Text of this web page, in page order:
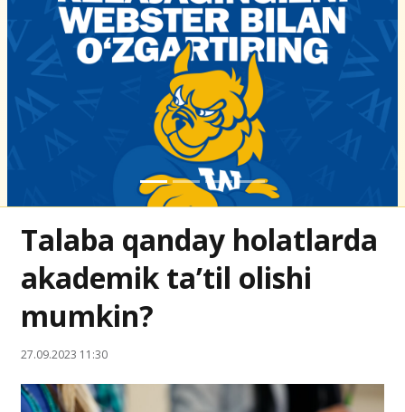
Talaba qanday holatlarda
akademik taʼtil olishi
mumkin?
27.09.2023 11:30